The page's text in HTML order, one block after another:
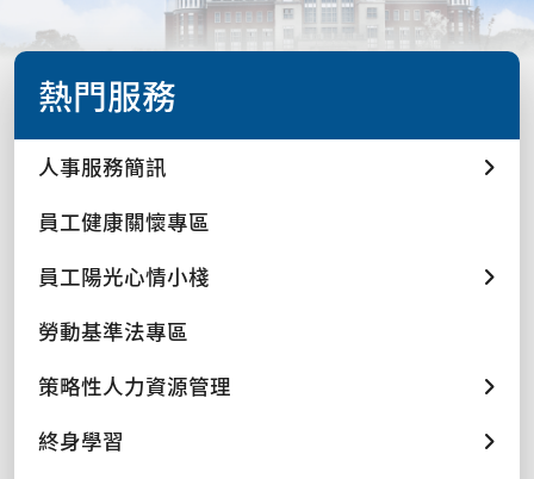
熱門服務
人事服務簡訊
員工健康關懷專區
員工陽光心情小棧
勞動基準法專區
策略性人力資源管理
終身學習